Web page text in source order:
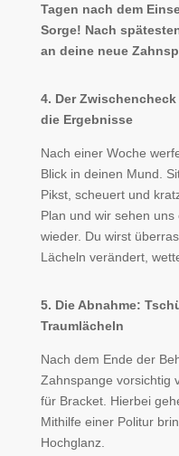
Tagen nach dem
Sorge! Nach
an deine neue
4. Der
die Ergebnisse
Nach einer Woche
Blick in deinen Mund.
Pikst, scheuert und
Plan und wir sehen
wieder. Du wirst
Lächeln verändert,
5. Die Abnahme:
Traumlächeln
Nach dem Ende der
Zahnspange vorsichtig
für Bracket. Hierbei
Mithilfe einer Politur
Hochglanz.